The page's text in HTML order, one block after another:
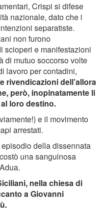
Crispi si difese
nazionale, dato che i
separatiste.
non furono
scioperi e manifestazioni
di mutuo soccorso volte
lavoro per contadini,
rivendicazioni dell’allora
però, inopinatamente li
loro destino.
e il movimento
arrestati.
della dissennata
una sanguinosa
nella chiesa di
a Giovanni